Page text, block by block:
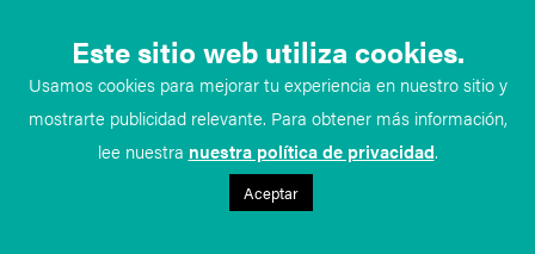
Este sitio web utiliza cookies.
Usamos cookies para mejorar tu experiencia en nuestro sitio y
mostrarte publicidad relevante. Para obtener más información,
lee nuestra nuestra política de privacidad.
Aceptar